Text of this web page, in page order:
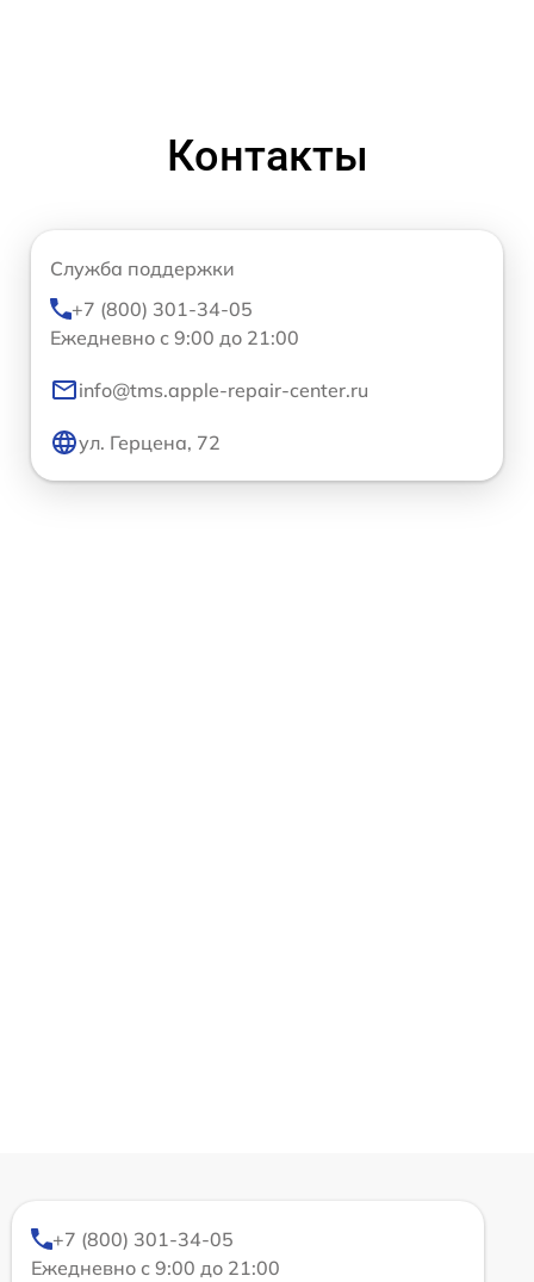
Контакты
Служба поддержки
+7 (800) 301-34-05
Ежедневно с 9:00 до 21:00
info@tms.apple-repair-center.ru
ул. Герцена, 72
+7 (800) 301-34-05
Ежедневно с 9:00 до 21:00